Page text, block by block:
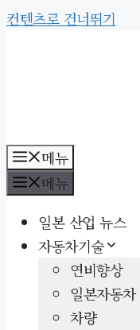
컨텐츠로 건너뛰기
메뉴
메뉴
일본 산업 뉴스
자동차기술
연비향상
일본자동차
차량